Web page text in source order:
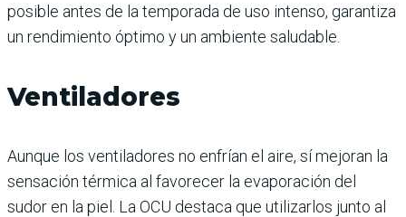
posible antes de la temporada de uso intenso, garantiza
un rendimiento óptimo y un ambiente saludable.
Ventiladores
Aunque los ventiladores no enfrían el aire, sí mejoran la
sensación térmica al favorecer la evaporación del
sudor en la piel. La OCU destaca que utilizarlos junto al